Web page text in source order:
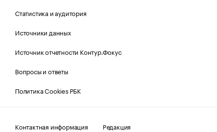
Статистика и аудитория
Источники данных
Источник отчетности Контур.Фокус
Вопросы и ответы
Политика Cookies РБК
Контактная информация
Редакция